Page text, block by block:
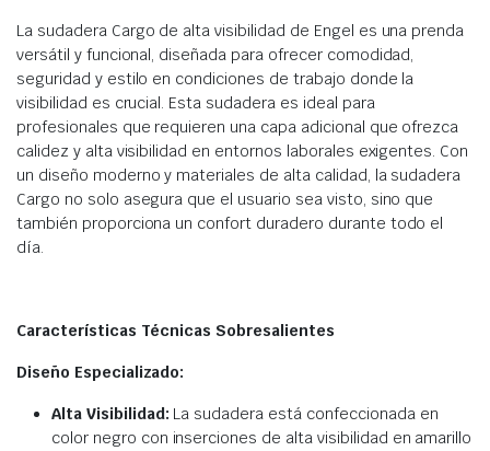
La sudadera Cargo de alta visibilidad de Engel es una prenda
versátil y funcional, diseñada para ofrecer comodidad,
seguridad y estilo en condiciones de trabajo donde la
visibilidad es crucial. Esta sudadera es ideal para
profesionales que requieren una capa adicional que ofrezca
calidez y alta visibilidad en entornos laborales exigentes. Con
un diseño moderno y materiales de alta calidad, la sudadera
Cargo no solo asegura que el usuario sea visto, sino que
también proporciona un confort duradero durante todo el
día.
Características Técnicas Sobresalientes
Diseño Especializado:
Alta Visibilidad: La sudadera está confeccionada en
color negro con inserciones de alta visibilidad en amarillo